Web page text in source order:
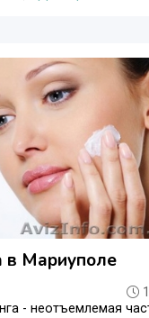
в Мариуполе
- неотъемлемая